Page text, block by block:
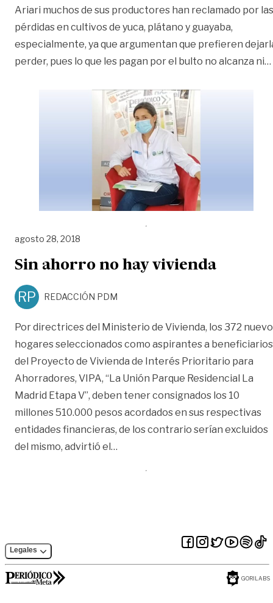
Ariari muchos de sus productores han reclamado por las
pérdidas en cultivos de yuca, plátano y guayaba,
especialmente, ya que argumentan que prefieren
perder, pues lo que les pagan por el bulto no alcanza ni…
agosto 28, 2018
Sin ahorro no hay vivienda
RP REDACCIÓN PDM
Por directrices del Ministerio de Vivienda, los 372
hogares seleccionados como aspirantes a beneficiarios
del Proyecto de Vivienda de Interés Prioritario para
Ahorradores, VIPA, “La Unión Parque Residencial La
Madrid Etapa V”, deben tener consignados los 10
millones 510.000 pesos acordados en sus respectivas
entidades financieras, de los contrario serían excluidos
del mismo, advirtió el …
Legales
GORILABS